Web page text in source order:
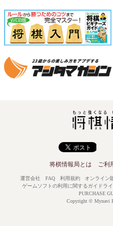
将棋情報局とは ご利
運営会社 FAQ 利用規約 オンライン
ゲームソフトの利用に関するガイドラ
PURCHASE
Copyright © Mynavi